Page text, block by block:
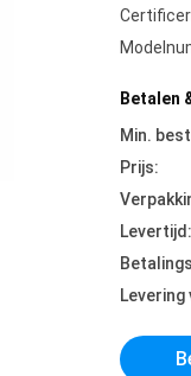
Betalen
Min.
Prijs:
Levertijd:
Levering